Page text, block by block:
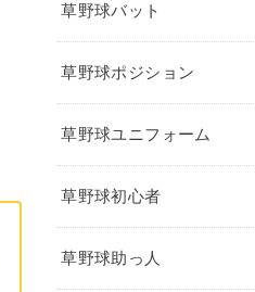
草野球バット
草野球ポジション
草野球ユニフォーム
草野球初心者
草野球助っ人